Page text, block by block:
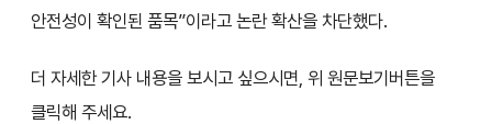
안전성이 확인된 품목”이라고 논란 확산을 차단했다.
더 자세한 기사 내용을 보시고 싶으시면, 위 원문보기버튼을
클릭해 주세요.